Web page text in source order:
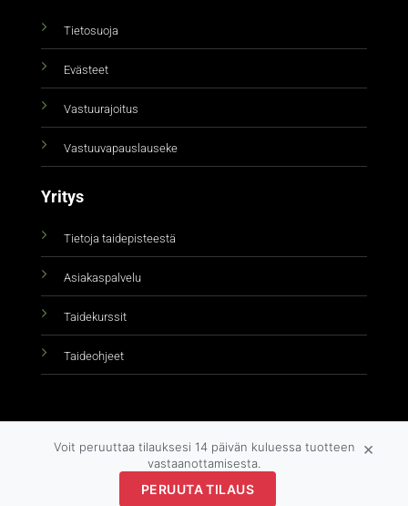
Tietosuoja
Evästeet
Vastuurajoitus
Vastuuvapauslauseke
Yritys
Tietoja taidepisteestä
Asiakaspalvelu
Taidekurssit
Taideohjeet
Copyright 2026 ©taidepiste.fi
Voit peruuttaa tilauksesi 14 päivän kuluessa tuotteen
vastaanottamisesta.
PERUUTA TILAUS
×